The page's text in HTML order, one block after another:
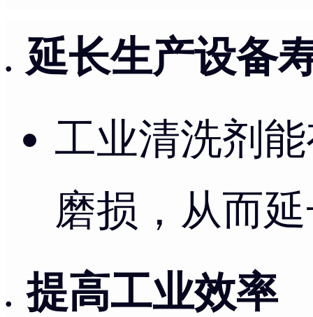
延长生产设备
工业清洗剂
磨损，从而
提高工业效率